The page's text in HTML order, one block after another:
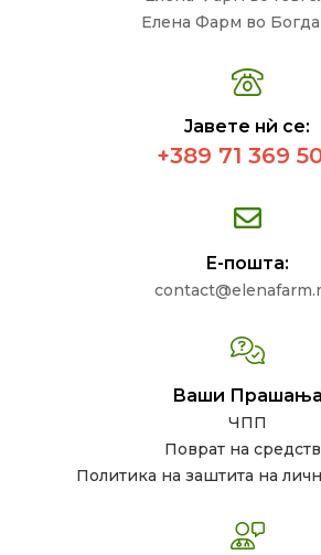
Елена Фарм во
Јавете нѝ се:
+389 71 369
Е-пошта:
Ваши Прашања
ЧПП
Поврат на
Политика на заштита на